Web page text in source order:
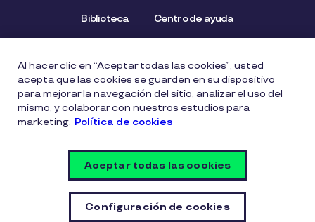
Biblioteca Centro de ayuda
Mapa del Sitio Aviso de privacidad Política de cookies
Licencia de Uso de Marca Política de Denuncia
Carta Ética Lista de precios
Información
Configuración de cookies
Al hacer clic en “Aceptar todas las cookies”, usted
acepta que las cookies se guarden en su dispositivo
para mejorar la navegación del sitio, analizar el uso del
mismo, y colaborar con nuestros estudios para
marketing. Política de cookies
Configuración de cookies
Aceptar todas las cookies